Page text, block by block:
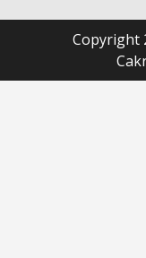
Copyright